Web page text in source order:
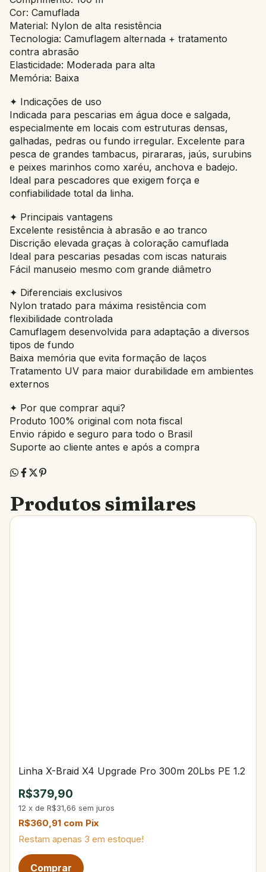
Cor: Camuflada
Material: Nylon de alta resistência
Tecnologia: Camuflagem alternada + tratamento
contra abrasão
Elasticidade: Moderada para alta
Memória: Baixa
✦ Indicações de uso
Indicada para pescarias em água doce e salgada,
especialmente em locais com estruturas densas,
galhadas, pedras ou fundo irregular. Excelente para
pesca de grandes tambacus, pirararas, jaús, surubins
e peixes marinhos como xaréu, anchova e badejo.
Ideal para pescadores que exigem força e
confiabilidade total da linha.
✦ Principais vantagens
Excelente resistência à abrasão e ao tranco
Discrição elevada graças à coloração camuflada
Ideal para pescarias pesadas com iscas naturais
Fácil manuseio mesmo com grande diâmetro
✦ Diferenciais exclusivos
Nylon tratado para máxima resistência com
flexibilidade controlada
Camuflagem desenvolvida para adaptação a diversos
tipos de fundo
Baixa memória que evita formação de laços
Tratamento UV para maior durabilidade em ambientes
externos
✦ Por que comprar aqui?
Produto 100% original com nota fiscal
Envio rápido e seguro para todo o Brasil
Suporte ao cliente antes e após a compra
Produtos similares
Linha X-Braid X4 Upgrade Pro 300m 20Lbs PE 1.2
R$379,90
12 x de R$31,66 sem juros
R$360,91 com Pix
Restam apenas 3 em estoque!